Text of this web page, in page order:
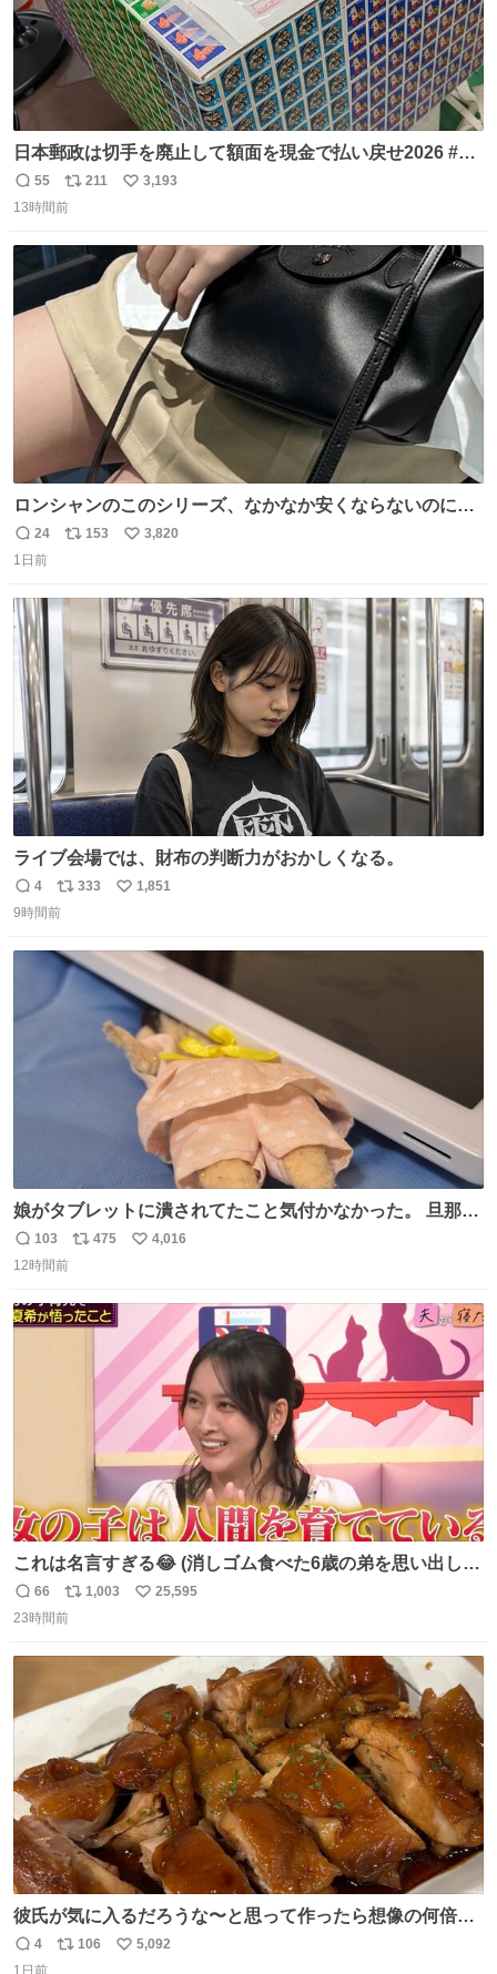
日本郵政は切手を廃止して額面を現金で払い戻せ2026 #日
本郵政 @JapanPostHD_PR
返
信
55
リ
ポ
ト
211
い
数
3,193
13時間前
ロンシャンのこのシリーズ、なかなか安くならないのにセ
ール価格になってる🖤✨レザーなのが反則級にかわいい。
持ってるだけでコーデが格上げされる。
返
信
24
リ
数
153
い
数
3,820
1日前
ライブ会場では、財布の判断力がおかしくなる。
返
信
4
リ
ポ
ト
数
333
い
数
1,851
9時間前
娘がタブレットに潰されてたこと気付かなかった。 旦那だ
けは娘の波長を感じ取れるから声出せずともSOSが伝わっ
たらしい。 急いで旦那が救出して、泣きじゃくる娘に自分
3回ほど。 小さい手だけど、地味に痛い。 その後、娘は旦
那に泣きついてた。
返
信
103
リ
ト
475
い
4,016
12時間前
これは名言すぎる😂 (消しゴム食べた6歳の弟を思い出しな
がら)
返
信
66
リ
ポ
数
1,003
い
数
25,595
23時間前
彼氏が気に入るだろうな〜と思って作ったら想像の何倍も
美味しい美味しい言ってくれて嬉しい
返
4
リ
106
い
5,092
1日前